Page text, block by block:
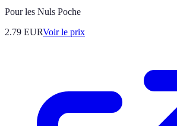
Pour les Nuls Poche
2.79 EURVoir le prix